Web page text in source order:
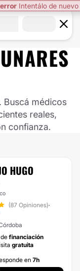
Buscá médicos
reales,
confianza.
HUGO
(87 Opiniones)·
financiación
gratuita
en 7h